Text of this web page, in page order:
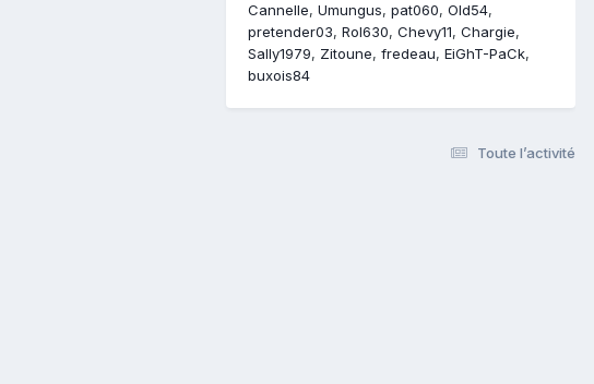
Cannelle Umungus pat060 Old54
pretender03 Rol630 Chevy11 Chargie
Sally1979
Zitoune fredeau EiGhT-PaCk
buxois84
Toute l’activité